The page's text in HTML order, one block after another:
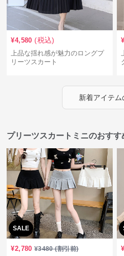
¥4,580 (税込)
上品な揺れ感が魅力のロングプ
リーツスカート
新着アイテム
プリーツスカートミニのおすす
SALE
¥2,780 ¥3480(割引前)